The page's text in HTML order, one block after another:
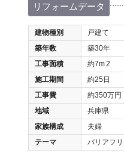
リフォームデータ
建物種別
戸建て
築年数
築30年
工事面積
約7m2
施工期間
約25日
工事費
約350万円
地域
兵庫県
家族構成
夫婦
テーマ
バリアフ